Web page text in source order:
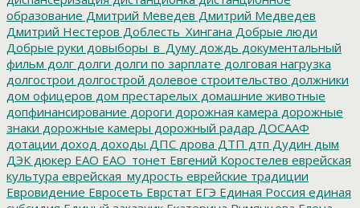
образование Дмитрий Меведев Дмитрий Медведев
Дмитрий Нестеров Доблесть_Хингана Добрые люди
Добрые руки довыборы_в_Думу дождь документальный
фильм долг долги долги по зарплате долговая нагрузка
долгострои долгострой долевое строительство должники
дом офицеров дом престарелых домашние животные
допфинансирование дороги дорожная камера дорожные
знаки дорожные камеры дорожный радар ДОСААФ
дотации доход доходы ДПС дрова ДТП дтп Дудин дым
ДЭК дюкер ЕАО ЕАО_тонет Евгений Коростелев еврейская
культура еврейская_мудрость еврейские традиции
Евровидение Евросеть Еврстат ЕГЭ Единая Россия единая